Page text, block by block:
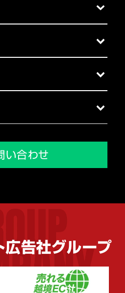
ング
ガバナンス
実績
い合わせ
広告社グループ